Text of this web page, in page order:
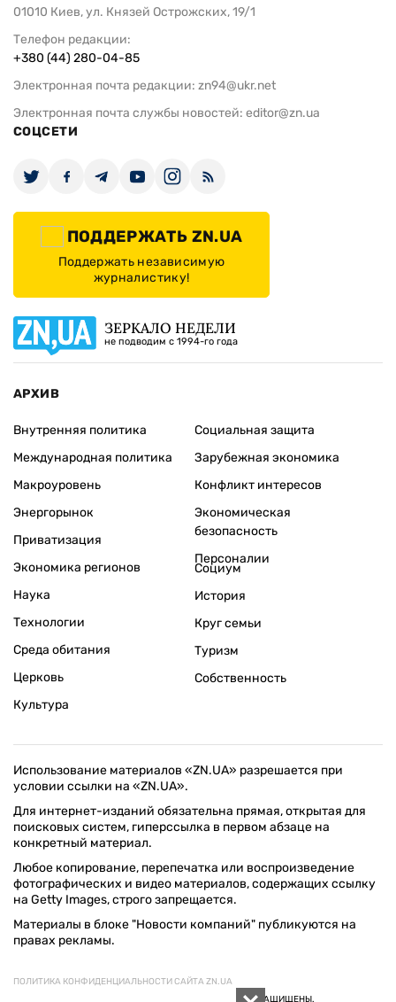
01010 Киев, ул. Князей Острожских, 19/1
Телефон редакции:
+380 (44) 280-04-85
Электронная почта редакции: zn94@ukr.net
Электронная почта службы новостей: editor@zn.ua
СОЦСЕТИ
ПОДДЕРЖАТЬ ZN.UA
Поддержать независимую
журналистику!
ЗЕРКАЛО НЕДЕЛИ
не подводим с 1994-го года
АРХИВ
Внутренняя политика
Международная политика
Макроуровень
Энергорынок
Приватизация
Экономика регионов
Социальная защита
Зарубежная экономика
Конфликт интересов
Экономическая
безопасность
Персоналии
Наука
Технологии
Среда обитания
Церковь
Культура
Социум
История
Круг семьи
Туризм
Собственность
Использование материалов «ZN.UA» разрешается при
условии ссылки на «ZN.UA».
Для интернет-изданий обязательна прямая, открытая для
поисковых систем, гиперссылка в первом абзаце на
конкретный материал.
Любое копирование, перепечатка или воспроизведение
фотографических и видео материалов, содержащих ссылку
на Getty Images, строго запрещается.
Материалы в блоке "Новости компаний" публикуются на
правах рекламы.
ПОЛИТИКА КОНФИДЕНЦИАЛЬНОСТИ САЙТА ZN.UA
© 1994–2026 «ЗЕРКАЛО НЕДЕЛИ. УКРАИНА». ВСЕ ПРАВА ЗАЩИЩЕНЫ.